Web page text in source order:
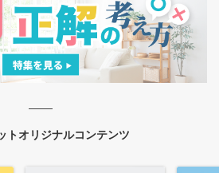
トオリジナルコンテンツ